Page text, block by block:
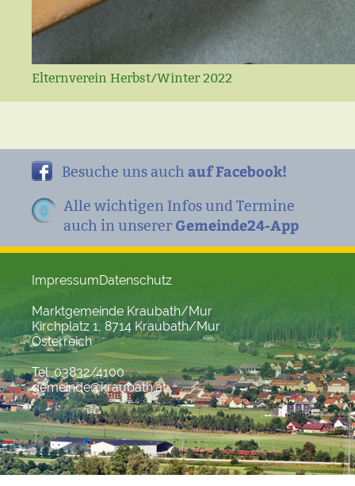
Elternverein Herbst/Winter 2022
Besuche uns auch auf Facebook!
Alle wichtigen Infos und Termine
auch in unserer Gemeinde24-App
ImpressumDatenschutz
Marktgemeinde Kraubath/Mur
Kirchplatz 1, 8714 Kraubath/Mur
Österreich
Tel. 03832/4100
gemeinde@kraubath.at